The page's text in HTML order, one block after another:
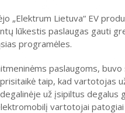
„Elektrum Lietuva“ EV
lūkestis paslaugas gauti
programėles.
paslaugoms,
taip, kad
už įsipiltus
vartotojai